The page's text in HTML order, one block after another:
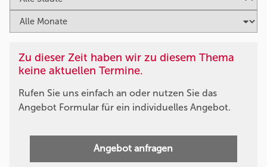
Zu dieser Zeit haben wir zu diesem Thema
keine aktuellen Termine.
Rufen Sie uns einfach an oder nutzen Sie das
Angebot Formular für ein individuelles Angebot.
Angebot anfragen